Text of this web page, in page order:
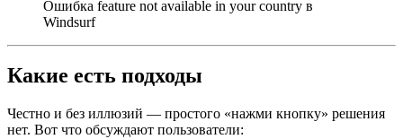
Ошибка feature not available in your country в
Windsurf
Какие есть подходы
Честно и без иллюзий — простого «нажми кнопку» решения
нет. Вот что обсуждают пользователи: